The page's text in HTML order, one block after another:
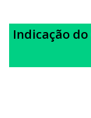
Indicação do